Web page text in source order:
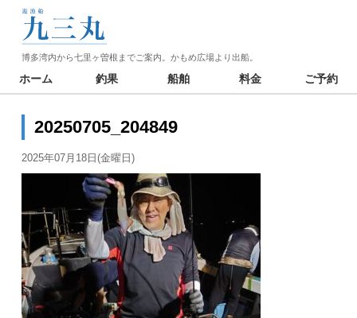
博多湾内から七里ヶ曽根までご案内。かもめ広場より出船。
ホーム 釣果 船舶 料金 ご予約
20250705_204849
2025年07月18日(金曜日)